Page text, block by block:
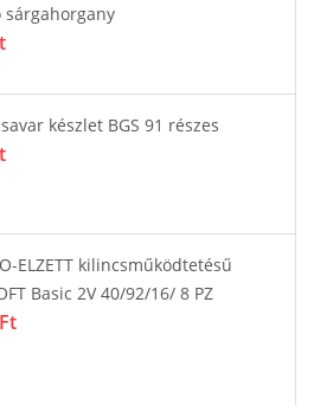
készlet BGS 91 részes
ELZETT kilincsműködtetésű
Basic 2V 40/92/16/ 8 PZ